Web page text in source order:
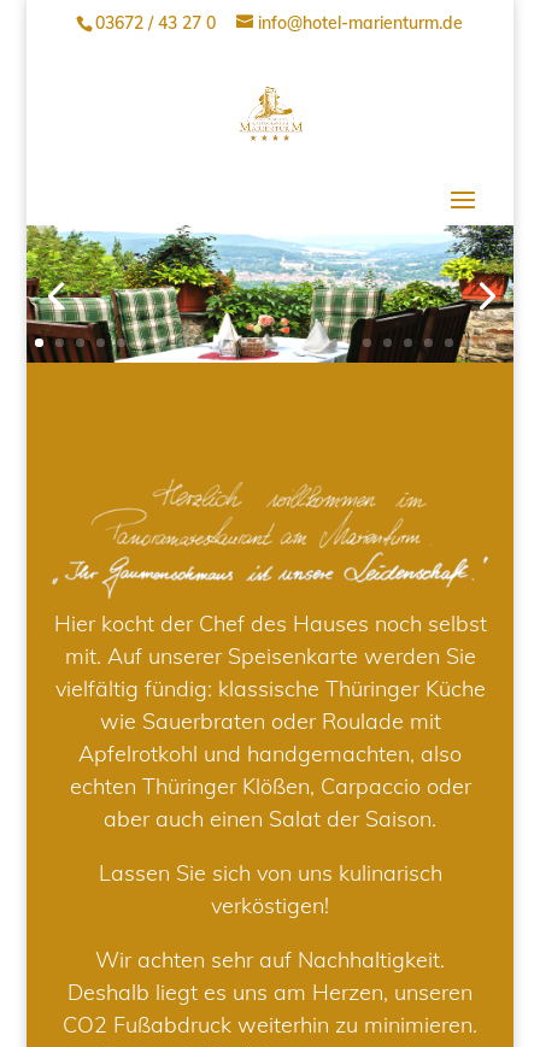
03672 / 43 27 0 info@hotel-marienturm.de
Hier kocht der Chef des Hauses noch selbst
mit. Auf unserer Speisenkarte werden Sie
vielfältig fündig: klassische Thüringer Küche
wie Sauerbraten oder Roulade mit
Apfelrotkohl und handgemachten, also
echten Thüringer Klößen, Carpaccio oder
aber auch einen Salat der Saison.
Lassen Sie sich von uns kulinarisch
verköstigen!
Wir achten sehr auf Nachhaltigkeit.
Deshalb liegt es uns am Herzen, unseren
CO2 Fußabdruck weiterhin zu minimieren.